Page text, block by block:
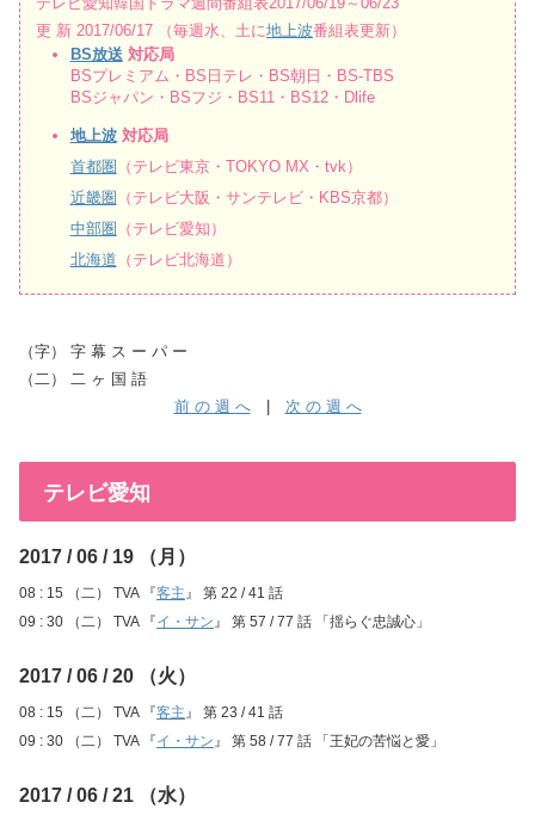
更 新 2017/06/17 （毎週水、土に地上波番組表更新）
BS放送 対応局
BSプレミアム・BS日テレ・BS朝日・BS-TBS
BSジャパン・BSフジ・BS11・BS12・Dlife
地上波対応局
首都圏 （テレビ東京・TOKYO MX・tvk）
近畿圏 （テレビ大阪・サンテレビ・KBS京都）
中部圏 （テレビ愛知）
北海道 （テレビ北海道）
（字） 字 幕 ス ー パ ー
（二） 二 ヶ 国 語
前 の 週 へ| 次 の 週 へ
テレビ愛知
2017 / 06 / 19 （月）
08 : 15 （二） TVA 『客主 』 第 22 / 41 話
09 : 30 （二） TVA 『イ・サン 』 第 57 / 77 話 「揺らぐ忠誠心」
2017 / 06 / 20 （火）
08 : 15 （二） TVA 『客主 』 第 23 / 41 話
09 : 30 （二） TVA 『イ・サン 』 第 58 / 77 話 「王妃の苦悩と愛」
2017 / 06 / 21 （水）